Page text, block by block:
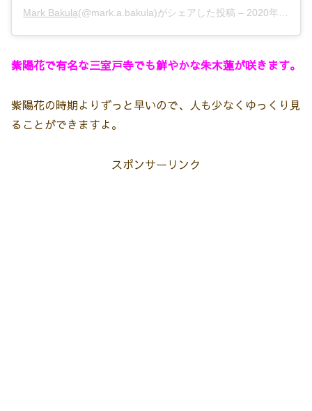
Mark Bakula(@mark.a.bakula)がシェアした投稿 – 2020年 4月月13日午後11時46分PDT
紫陽花で有名な三室戸寺でも鮮やかな朱木蓮が咲きます。
紫陽花の時期よりずっと早いので、人も少なくゆっくり見
ることができますよ。
スポンサーリンク